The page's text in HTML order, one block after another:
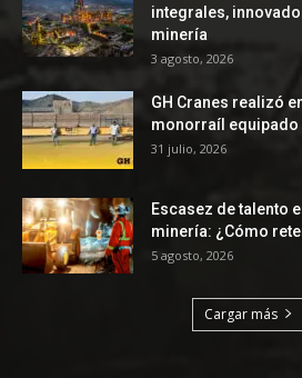
integrales,
minería
3 agosto, 2026
GH Cranes realizó
monorraíl equipado
31 julio, 2026
Escasez de talento
minería: ¿Cómo
5 agosto, 2026
Cargar más